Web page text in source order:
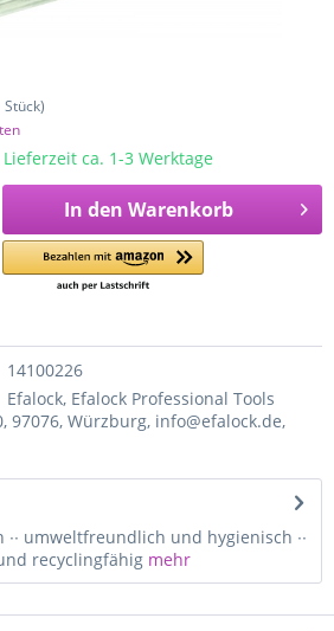
ca. 1-3 Werktage
In den Warenkorb
14100226
Efalock, Efalock Professional Tools
97076, Würzburg, info@efalock.de,
∙∙ umweltfreundlich und hygienisch ∙∙
recyclingfähig mehr